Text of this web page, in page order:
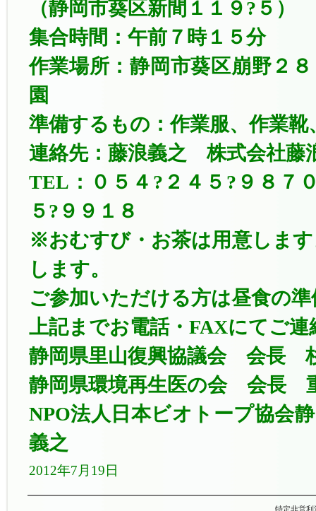
（静岡市葵区新間１１９?５）
集合時間：午前７時１５分
作業場所：静岡市葵区崩野２
園
準備するもの：作業服、作業靴
連絡先：藤浪義之 株式会社藤
TEL：０５４?２４５?９８７
５?９９１８
※おむすび・お茶は用意しま
します。
ご参加いただける方は昼食の
上記までお電話・FAXにてご連
静岡県里山復興協議会 会長
静岡県環境再生医の会 会長
NPO法人日本ビオトープ協
義之
2012年7月19日
特定非営利